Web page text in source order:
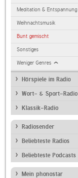
Meditation & Entspannung
Weihnachtsmusik
Bunt gemischt
Sonstiges
Weniger Genres
Hörspiele im Radio
Wort- & Sport-Radio
Klassik-Radio
Radiosender
Beliebteste Radios
Beliebteste Podcasts
Mein phonostar